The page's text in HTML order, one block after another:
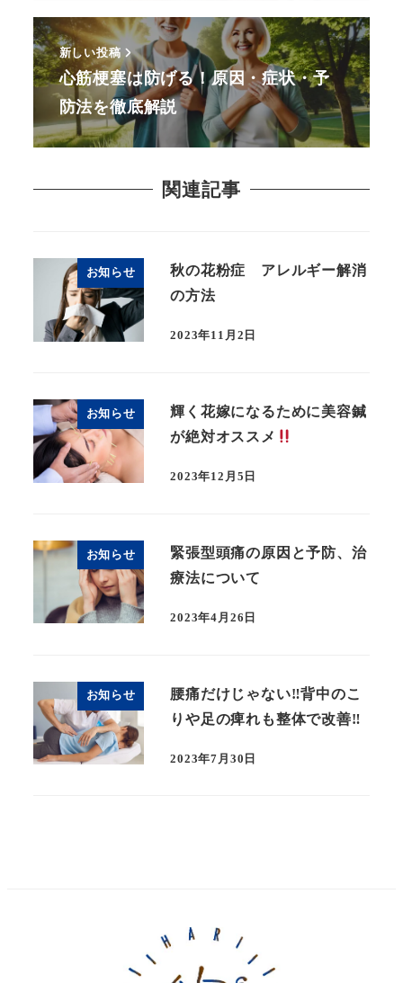
新しい投稿
心筋梗塞は防げる！原因・症状・予
防法を徹底解説
関連記事
お知らせ
秋の花粉症 アレルギー解消
の方法
2023年11月2日
お知らせ
輝く花嫁になるために美容鍼
が絶対オススメ
2023年12月5日
お知らせ
緊張型頭痛の原因と予防、治
療法について
2023年4月26日
お知らせ
腰痛だけじゃない‼︎背中のこ
りや足の痺れも整体で改善‼︎
2023年7月30日